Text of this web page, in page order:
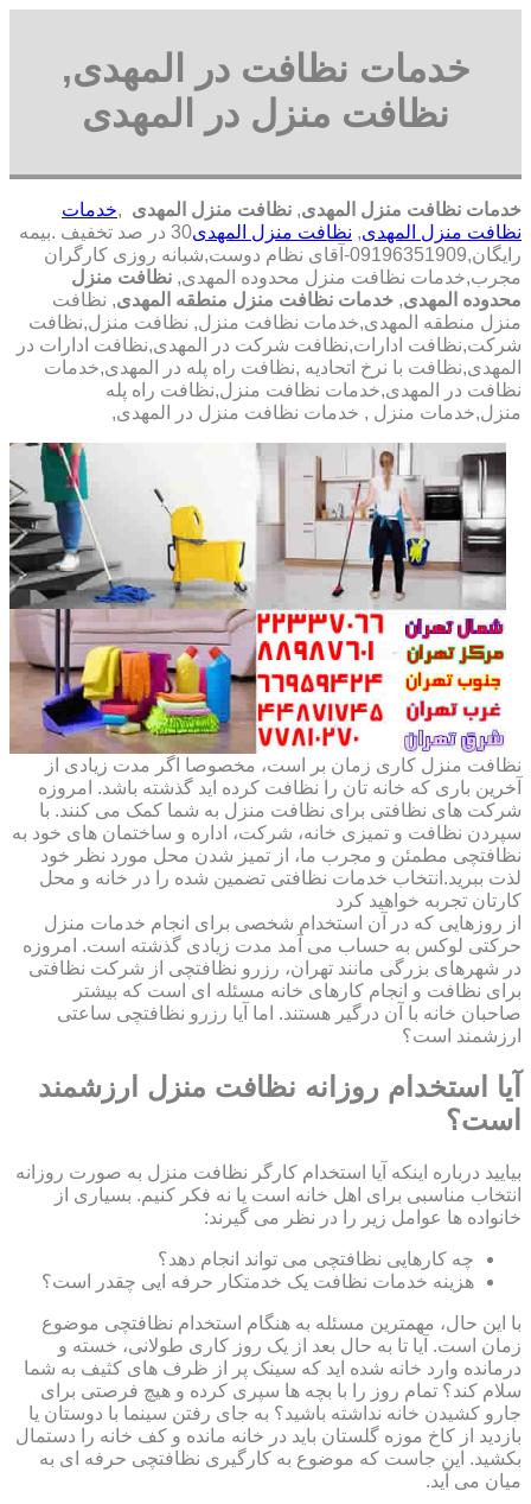
خدمات نظافت در المهدی,
نظافت منزل در المهدی
خدمات نظافت منزل المهدی, نظافت منزل المهدی ,خدمات
نظافت منزل المهدی, نظافت منزل المهدی
30 در صد تخفیف .بیمه
رایگان,09196351909-آقای نظام دوست,شبانه روزی کارگران
مجرب,خدمات نظافت منزل محدوده المهدی, نظافت منزل
محدوده المهدی, خدمات نظافت منزل منطقه المهدی, نظافت
منزل منطقه المهدی,خدمات نظافت منزل, نظافت منزل,نظافت
شرکت,نظافت ادارات,نظافت شرکت در المهدی,نظافت ادارات در
المهدی,نظافت با نرخ اتحادیه ,نظافت راه پله در المهدی,خدمات
نظافت در المهدی,خدمات نظافت منزل,نظافت راه پله
منزل,خدمات منزل , خدمات نظافت منزل در المهدی,
نظافت منزل کاری زمان بر است، مخصوصا اگر مدت زیادی از
آخرین باری که خانه تان را نظافت کرده اید گذشته باشد. امروزه
شرکت های نظافتی برای نظافت منزل به شما کمک می کنند. با
سپردن نظافت و تمیزی خانه، شرکت، اداره و ساختمان های خود به
نظافتچی مطمئن و مجرب ما، از تمیز شدن محل مورد نظر خود
لذت ببرید.انتخاب خدمات نظافتی تضمین شده را در خانه و محل
کارتان تجربه خواهید کرد
از روزهایی که در آن استخدام شخصی برای انجام خدمات منزل
حرکتی لوکس به حساب می آمد مدت زیادی گذشته است. امروزه
در شهرهای بزرگی مانند تهران، رزرو نظافتچی از شرکت نظافتی
برای نظافت و انجام کارهای خانه مسئله ای است که بیشتر
صاحبان خانه با آن درگیر هستند. اما آیا رزرو نظافتچی ساعتی
ارزشمند است؟
آیا استخدام روزانه نظافت منزل ارزشمند
است؟
بیایید درباره اینکه آیا استخدام کارگر نظافت منزل به صورت روزانه
انتخاب مناسبی برای اهل خانه است یا نه فکر کنیم. بسیاری از
خانواده ها عوامل زیر را در نظر می گیرند:
چه کارهایی نظافتچی می تواند انجام دهد؟
هزینه خدمات نظافت یک خدمتکار حرفه ایی چقدر است؟
با این حال، مهمترین مسئله به هنگام استخدام نظافتچی موضوع
زمان است. آیا تا به حال بعد از یک روز کاری طولانی، خسته و
درمانده وارد خانه شده اید که سینک پر از ظرف های کثیف به شما
سلام کند؟ تمام روز را با بچه ها سپری کرده و هیچ فرصتی برای
جارو کشیدن خانه نداشته باشید؟ به جای رفتن سینما با دوستان یا
بازدید از کاخ موزه گلستان باید در خانه مانده و کف خانه را دستمال
بکشید. این جاست که موضوع به کارگیری نظافتچی حرفه ای به
میان می آید.